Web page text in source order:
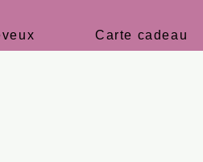
Carte cadeau